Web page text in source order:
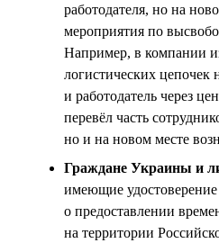
работодателя, но на
мероприятия по
Например, в компании
логистических цепочек
и работодатель через
перевёл часть
но и на новом месте
Граждане Украины и
имеющие
о предоставлении
на территории